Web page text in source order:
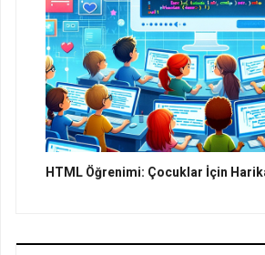
HTML Öğrenimi: Çocuklar İçin